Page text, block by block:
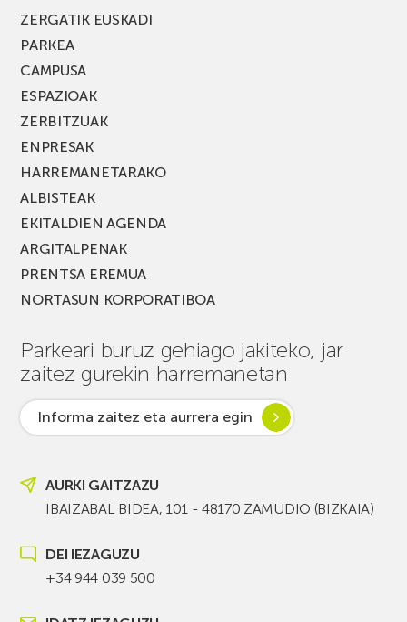
ZERGATIK EUSKADI
PARKEA
CAMPUSA
ESPAZIOAK
ZERBITZUAK
ENPRESAK
HARREMANETARAKO
ALBISTEAK
EKITALDIEN AGENDA
ARGITALPENAK
PRENTSA EREMUA
NORTASUN KORPORATIBOA
Parkeari buruz gehiago jakiteko, jar
zaitez gurekin harremanetan
Informa zaitez eta aurrera egin
AURKI GAITZAZU
IBAIZABAL BIDEA, 101 - 48170 ZAMUDIO (BIZKAIA)
DEI IEZAGUZU
+34 944 039 500